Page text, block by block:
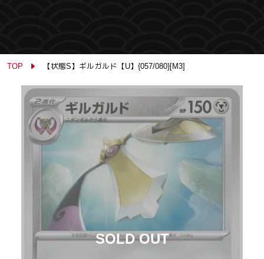
TOP 【状態S】ギルガルド【U】{057/080}[M3]